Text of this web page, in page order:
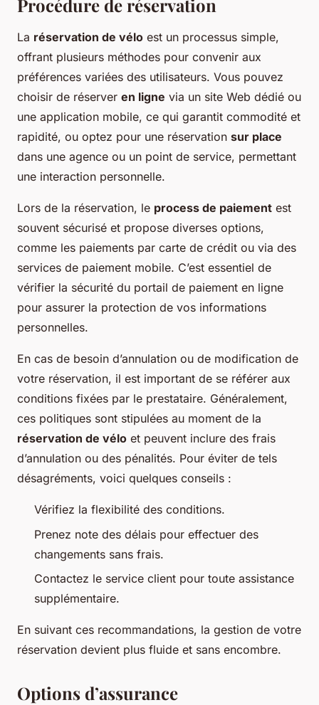
Procédure de réservation
La réservation de vélo est un processus simple,
offrant plusieurs méthodes pour convenir aux
préférences variées des utilisateurs. Vous pouvez
choisir de réserver en ligne via un site Web dédié ou
une application mobile, ce qui garantit commodité et
rapidité, ou optez pour une réservation sur place
dans une agence ou un point de service, permettant
une interaction personnelle.
Lors de la réservation, le process de paiement est
souvent sécurisé et propose diverses options,
comme les paiements par carte de crédit ou via des
services de paiement mobile. C’est essentiel de
vérifier la sécurité du portail de paiement en ligne
pour assurer la protection de vos informations
personnelles.
En cas de besoin d’annulation ou de modification de
votre réservation, il est important de se référer aux
conditions fixées par le prestataire. Généralement,
ces politiques sont stipulées au moment de la
réservation de vélo et peuvent inclure des frais
d’annulation ou des pénalités. Pour éviter de tels
désagréments, voici quelques conseils :
Vérifiez la flexibilité des conditions.
Prenez note des délais pour effectuer des
changements sans frais.
Contactez le service client pour toute assistance
supplémentaire.
En suivant ces recommandations, la gestion de votre
réservation devient plus fluide et sans encombre.
Options d’assurance